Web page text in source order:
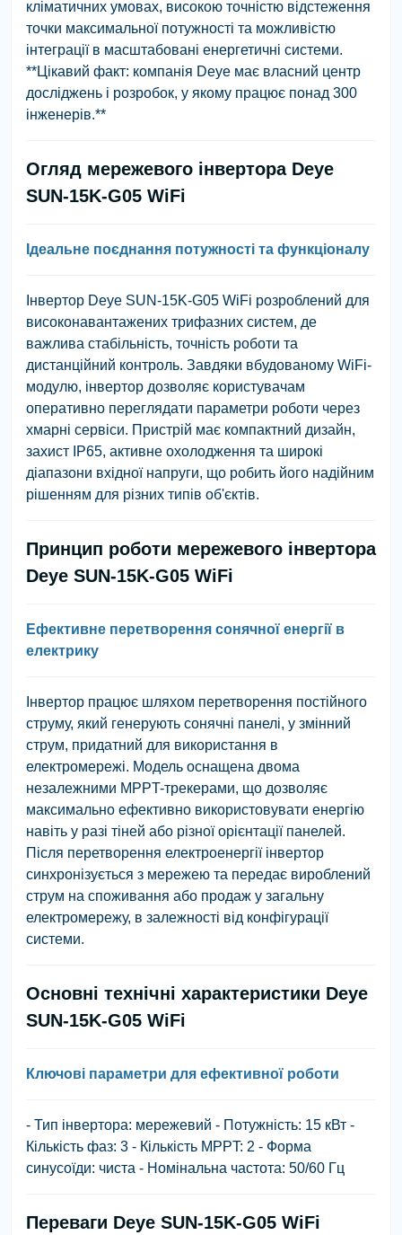
кліматичних умовах, високою точністю відстеження
точки максимальної потужності та можливістю
інтеграції в масштабовані енергетичні системи.
**Цікавий факт: компанія Deye має власний центр
досліджень і розробок, у якому працює понад 300
інженерів.**
Огляд мережевого інвертора Deye
SUN-15K-G05 WiFi
Ідеальне поєднання потужності та функціоналу
Інвертор Deye SUN-15K-G05 WiFi розроблений для
високонавантажених трифазних систем, де
важлива стабільність, точність роботи та
дистанційний контроль. Завдяки вбудованому WiFi-
модулю, інвертор дозволяє користувачам
оперативно переглядати параметри роботи через
хмарні сервіси. Пристрій має компактний дизайн,
захист IP65, активне охолодження та широкі
діапазони вхідної напруги, що робить його надійним
рішенням для різних типів об'єктів.
Принцип роботи мережевого інвертора
Deye SUN-15K-G05 WiFi
Ефективне перетворення сонячної енергії в
електрику
Інвертор працює шляхом перетворення постійного
струму, який генерують сонячні панелі, у змінний
струм, придатний для використання в
електромережі. Модель оснащена двома
незалежними MPPT-трекерами, що дозволяє
максимально ефективно використовувати енергію
навіть у разі тіней або різної орієнтації панелей.
Після перетворення електроенергії інвертор
синхронізується з мережею та передає вироблений
струм на споживання або продаж у загальну
електромережу, в залежності від конфігурації
системи.
Основні технічні характеристики Deye
SUN-15K-G05 WiFi
Ключові параметри для ефективної роботи
- Тип інвертора: мережевий - Потужність: 15 кВт -
Кількість фаз: 3 - Кількість MPPT: 2 - Форма
синусоїди: чиста - Номінальна частота: 50/60 Гц
Переваги Deye SUN-15K-G05 WiFi